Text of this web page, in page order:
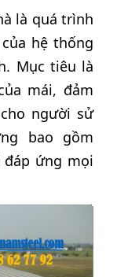
là quá trình
hệ thống
Mục tiêu là
mái, đảm
người sử
bao gồm
đáp ứng mọi